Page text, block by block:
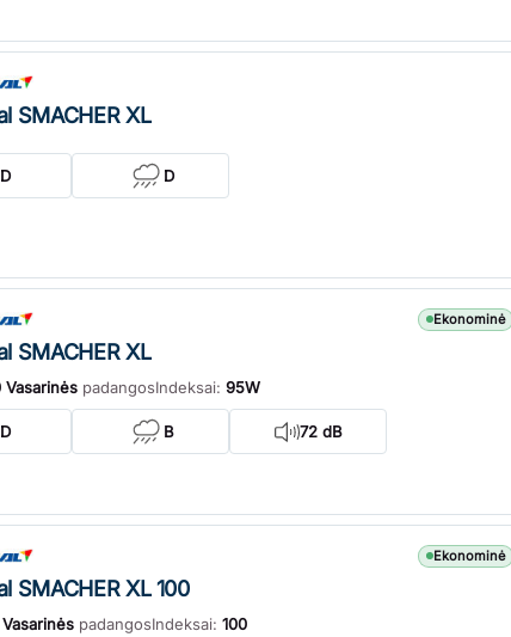
SMACHER XL
D D
Ekonominė
SMACHER XL
Vasarinės padangosIndeksai: 95W
D B 72 dB
Ekonominė
SMACHER XL 100
padangosIndeksai: 100